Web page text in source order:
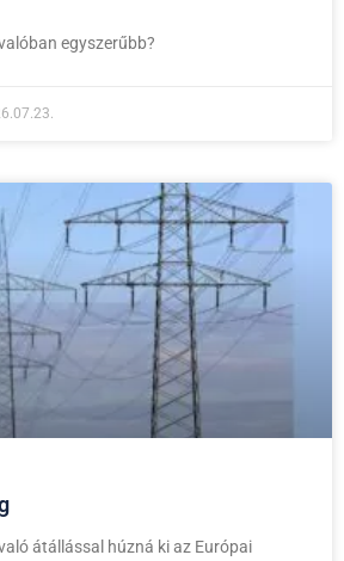
egyszerűbb?
átállással húzná ki az Európai